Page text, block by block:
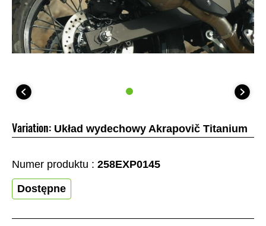
Variation: Układ wydechowy Akrapovič Titanium
Numer produktu : 258EXP0145
Dostępne